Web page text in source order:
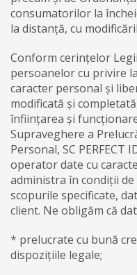
consumatorilor la
la distanță, cu
Conform cerințelor
persoanelor cu privire
caracter personal și
modificată și
înființarea și
Supraveghere a
Personal, SC PERFECT
operator date cu
administra în condiții
scopurile specificate,
client. Ne obligăm că
* prelucrate cu bună
dispozițiile legale;